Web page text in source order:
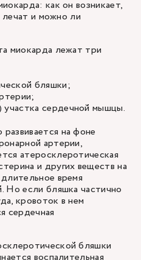
как он возникает,
лечат и можно ли
миокарда лежат три
бляшки;
участка сердечной мышцы.
на фоне
артерии,
атеросклеротическая
и других веществ на
время
Но если бляшка частично
кровоток в нем
сердечная
бляшки